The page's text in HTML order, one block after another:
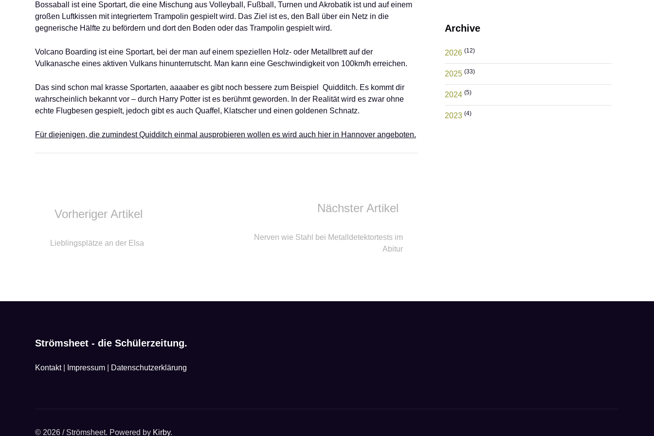
Bossaball ist eine Sportart, die eine Mischung aus Volleyball, Fußball, Turnen und Akrobatik ist und auf einem
großen Luftkissen mit integriertem Trampolin gespielt wird. Das Ziel ist es, den Ball über ein Netz in die
gegnerische Hälfte zu befördern und dort den Boden oder das Trampolin gespielt wird.
Volcano Boarding ist eine Sportart, bei der man auf einem speziellen Holz- oder Metallbrett auf der
Vulkanasche eines aktiven Vulkans hinunterrutscht. Man kann eine Geschwindigkeit von 100km/h erreichen.
Das sind schon mal krasse Sportarten, aaaaber es gibt noch bessere zum Beispiel Quidditch. Es kommt dir
wahrscheinlich bekannt vor – durch Harry Potter ist es berühmt geworden. In der Realität wird es zwar ohne
echte Flugbesen gespielt, jedoch gibt es auch Quaffel, Klatscher und einen goldenen Schnatz.
Für diejenigen, die zumindest Quidditch einmal ausprobieren wollen es wird auch hier in Hannover angeboten.
Vorheriger Artikel
Lieblingsplätze an der Elsa
Nächster Artikel
Nerven wie Stahl bei Metalldetektortests im
Abitur
Archive
2026 (12)
2025 (33)
2024 (5)
2023 (4)
Strömsheet - die Schülerzeitung.
Kontakt| Impressum Datenschutzerklärung
© 2026 / Strömsheet. Powered by Kirby.